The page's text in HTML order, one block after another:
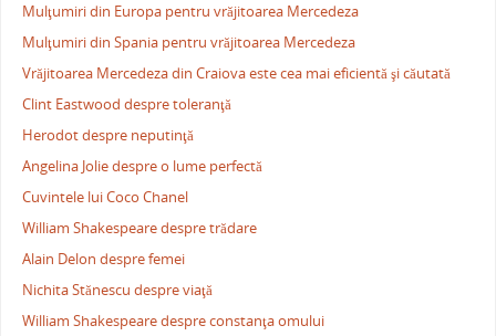
Mulţumiri din Europa pentru vrăjitoarea Mercedeza
Mulţumiri din Spania pentru vrăjitoarea Mercedeza
Vrăjitoarea Mercedeza din Craiova este cea mai eficientă şi căutată
Clint Eastwood despre toleranţă
Herodot despre neputinţă
Angelina Jolie despre o lume perfectă
Cuvintele lui Coco Chanel
William Shakespeare despre trădare
Alain Delon despre femei
Nichita Stănescu despre viaţă
William Shakespeare despre constanţa omului